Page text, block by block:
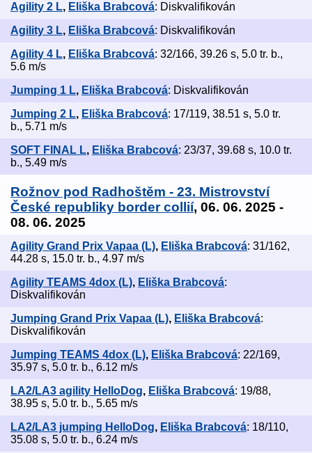
Agility 2 L, Eliška Brabcová: Diskvalifikován
Agility 3 L, Eliška Brabcová: Diskvalifikován
Agility 4 L, Eliška Brabcová: 32/166, 39.26 s, 5.0 tr. b.,
5.6 m/s
Jumping 1 L, Eliška Brabcová: Diskvalifikován
Jumping 2 L, Eliška Brabcová: 17/119, 38.51 s, 5.0 tr.
b., 5.71 m/s
SOFT FINAL L, Eliška Brabcová: 23/37, 39.68 s, 10.0 tr.
b., 5.49 m/s
Rožnov pod Radhoštěm - 23. Mistrovství
České republiky border collií, 06. 06. 2025 -
08. 06. 2025
Agility Grand Prix Vapaa (L), Eliška Brabcová: 31/162,
44.28 s, 15.0 tr. b., 4.97 m/s
Agility TEAMS 4dox (L), Eliška Brabcová:
Diskvalifikován
Jumping Grand Prix Vapaa (L), Eliška Brabcová:
Diskvalifikován
Jumping TEAMS 4dox (L), Eliška Brabcová: 22/169,
35.97 s, 5.0 tr. b., 6.12 m/s
LA2/LA3 agility HelloDog, Eliška Brabcová: 19/88,
38.95 s, 5.0 tr. b., 5.65 m/s
LA2/LA3 jumping HelloDog, Eliška Brabcová: 18/110,
35.08 s, 5.0 tr. b., 6.24 m/s